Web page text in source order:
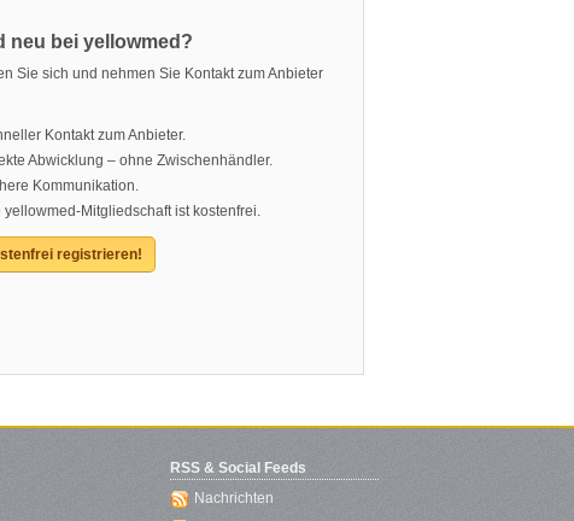
neu bei yellowmed?
Sie sich und nehmen Sie Kontakt zum Anbieter
Kontakt zum Anbieter.
Abwicklung – ohne Zwischenhändler.
Kommunikation.
yellowmed-Mitgliedschaft ist kostenfrei.
registrieren!
RSS & Social Feeds
Nachrichten